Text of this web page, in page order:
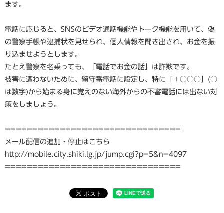
ます。
電話に応じると、SNSのビデオ通話機能やトーク機能を用いて、偽
の警察手帳や逮捕状を見せられ、個人情報を聞き出され、お金を振
り込ませようとします。
たとえ警察を名乗っても、「電話でお金の話」は詐欺です。
被害に遭わないために、留守番電話に設定し、特に「＋○○○」(○
は数字)から始まる身に覚えのない海外からの不審電話には出ない対
策をしましょう。
================================
メール配信の追加・停止はこちら
http://mobile.city.shiki.lg.jp/jump.cgi?p=5&n=4097
================================